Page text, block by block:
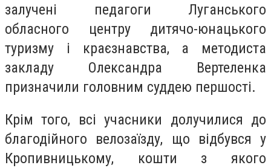
залучені педагоги Луганського
обласного центру дитячо-юнацького
туризму і краєзнавства, а методиста
закладу Олександра Вертеленка
призначили головним суддею першості.
Крім того, всі учасники долучилися до
благодійного велозаїзду, що відбувся у
Кропивницькому, кошти з якого